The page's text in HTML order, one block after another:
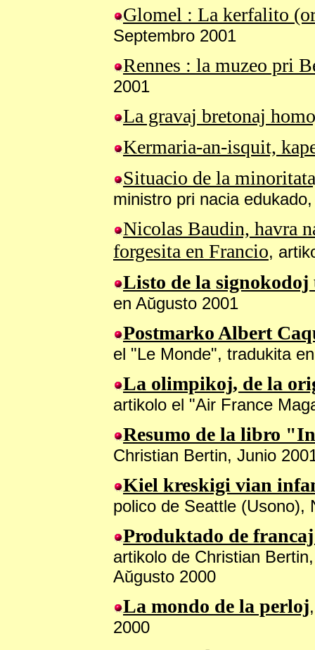
Glomel : La kerfalito
Septembro 2001
Rennes : la muzeo pri
2001
La gravaj bretonaj
Kermaria-an-isquit,
Situacio de la
ministro pri nacia
Nicolas Baudin, havra
forgesita en Francio,
Listo de la
en Aŭgusto 2001
Postmarko Albert
el "Le Monde", tradukita
La olimpikoj, de la
artikolo el "Air France
Resumo de la libro
Christian Bertin, Junio
Kiel kreskigi vian
polico de Seattle (Usono),
Produktado de
artikolo de Christian
Aŭgusto 2000
La mondo de la perloj
2000